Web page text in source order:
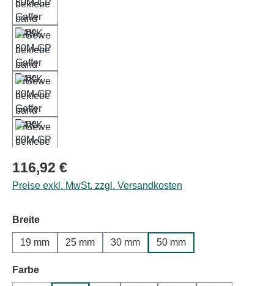
Regulärer Preis:
116,92 €
Preise exkl. MwSt. zzgl. Versandkosten
Breiteauswählen
19 mm 25 mm 30 mm 50 mm
Farbeauswählen